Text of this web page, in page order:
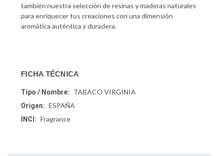
FICHA TÉCNICA
Tipo / Nombre: TABACO VIRGINIA
Origen: ESPAÑA
INCI: Fragrance
también nuestra selección de resinas y maderas naturales
para enriquecer tus creaciones con una dimensión
aromática auténtica y duradera.